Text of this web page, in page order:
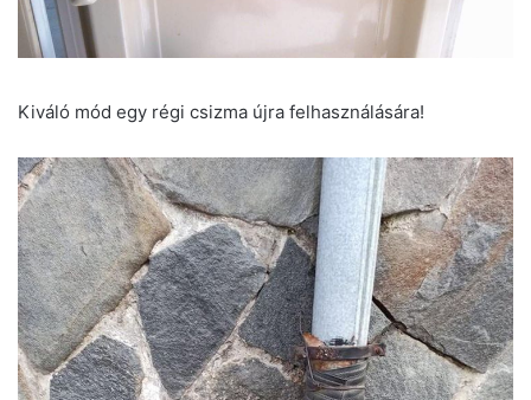
Kiváló mód egy régi csizma újra felhasználására!